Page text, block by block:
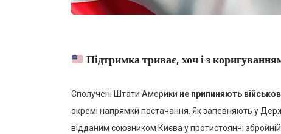
Підтримка триває, хоч і з
Сполучені Штати Америки не припиняють
окремі напрямки постачання. Як запевняють у
відданим союзником Києва у протистоянні збройній